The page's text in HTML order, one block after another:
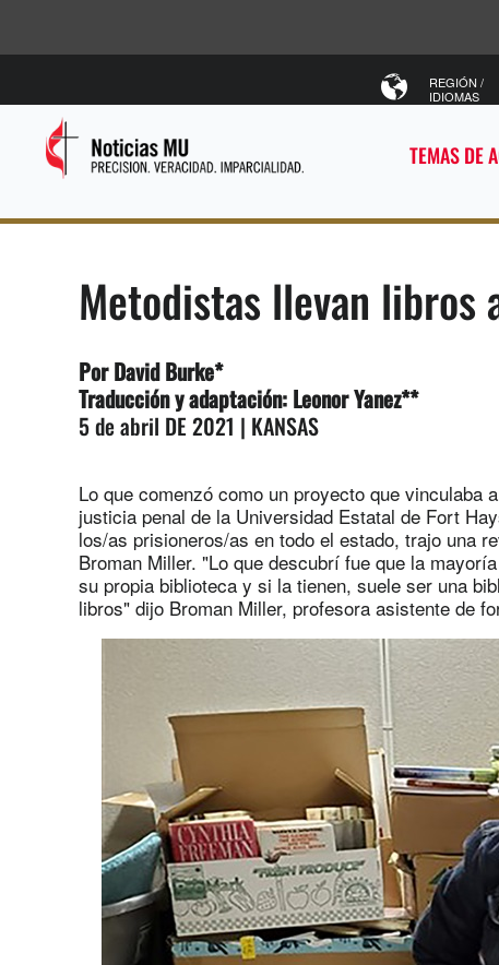
TEMAS DE
REGIÓN /
IDIOMAS
Metodistas llevan libros
PorDavid Burke*
Traducción y adaptación: Leonor Yanez**
5 de abril DE 2021 | KANSAS
Lo que comenzó como un proyecto que vinculaba
justicia penal de la Universidad Estatal de Fort
los/as prisioneros/as en todo el estado, trajo una
Broman Miller. "Lo que descubrí fue que la
su propia biblioteca y si la tienen, suele ser una
libros" dijo Broman Miller, profesora asistente de